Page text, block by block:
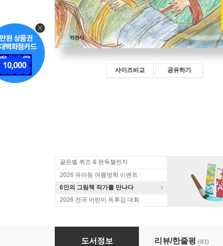
사이즈비교 공유하기
골든벨 퀴즈 & 완독챌린지
2026 유아동 여름방학 이벤트
6인의 그림책 작가를 만나다
2026 전국 어린이 독후감 대회
이야기 논어
도서정보 리뷰/한줄평 (0/1)